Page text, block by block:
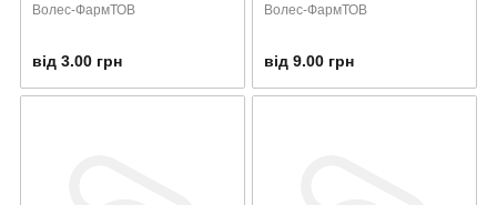
Волес-ФармТОВ
від 3.00 грн
Волес-ФармТОВ
від 9.00 грн